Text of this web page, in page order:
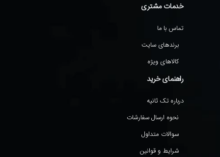
خدمات مشتری
تماس با ما
برندهای سایت
کالاهای ویژه
راهنمای خرید
درباره تک ثانیه
نحوه ارسال سفارشات
سوالات متداول
شرایط و قوانین